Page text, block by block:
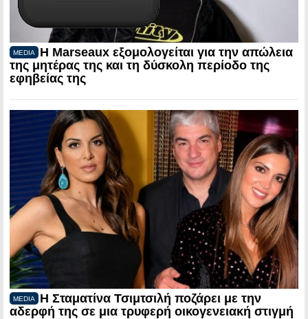
MEDIA
Η Marseaux εξομολογείται για την απώλεια
της μητέρας της και τη δύσκολη περίοδο της
εφηβείας της
MEDIA
Η Σταματίνα Τσιμτσιλή ποζάρει με την
αδερφή της σε μια τρυφερή οικογενειακή στιγμή